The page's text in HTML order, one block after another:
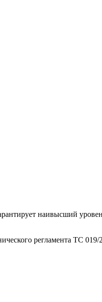
наивысший
регламента ТС